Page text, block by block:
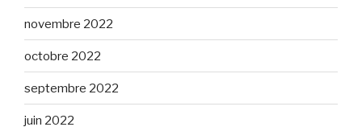
novembre 2022
octobre 2022
septembre 2022
juin 2022